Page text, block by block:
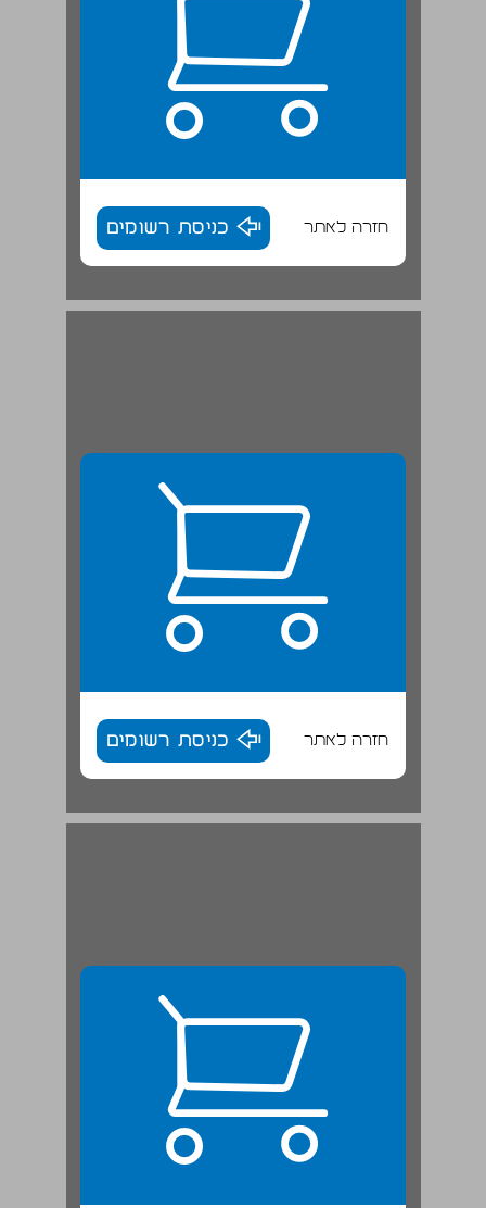
חזרה לאתר כניסת רשומים
חזרה לאתר כניסת רשומים